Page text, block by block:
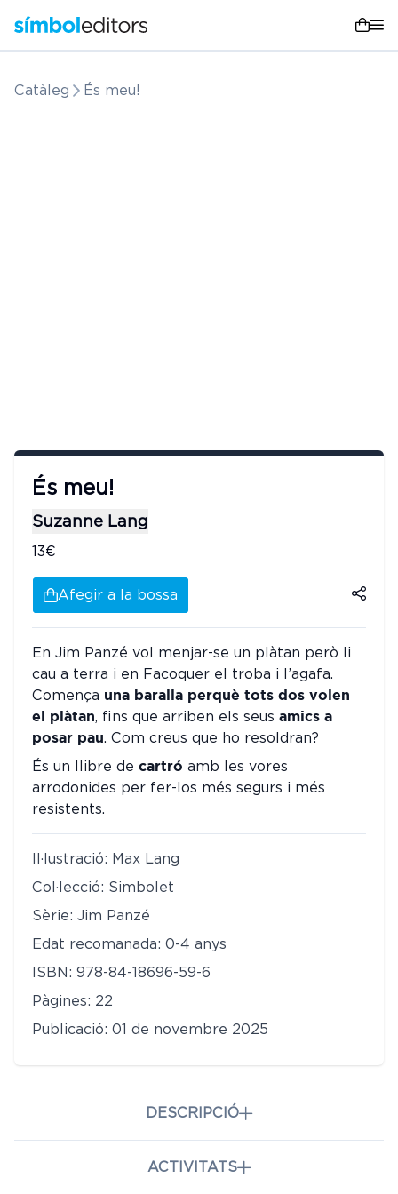
Catàleg És meu!
És meu!
Suzanne Lang
13€
Afegir a la bossa
En Jim Panzé vol menjar-se un plàtan però li
cau a terra i en Facoquer el troba i l’agafa.
Comença una baralla perquè tots dos volen
el plàtan, fins que arriben els seus amics a
posar pau. Com creus que ho resoldran?
És un llibre de cartró amb les vores
arrodonides per fer-los més segurs i més
resistents.
Il·lustració: Max Lang
Col·lecció: Simbolet
Sèrie: Jim Panzé
Edat recomanada: 0-4 anys
ISBN: 978-84-18696-59-6
Pàgines: 22
Publicació: 01 de novembre 2025
DESCRIPCIÓ
Quan a en Jim Panzé li cau el darrer plàtan que
ACTIVITATS